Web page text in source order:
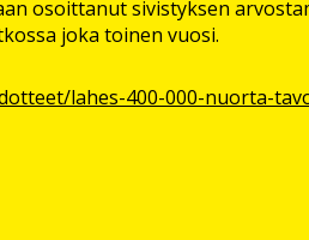
osoittanut sivistyksen
joka toinen vuosi.
lahes-400-000-nuorta-